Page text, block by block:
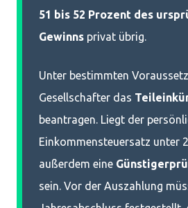
51 bis 52 Prozent des
Gewinns privat übrig.
Unter bestimmten
Gesellschafter das
beantragen. Liegt der
Einkommensteuersatz unter
außerdem eine
sein. Vor der Auszahlung